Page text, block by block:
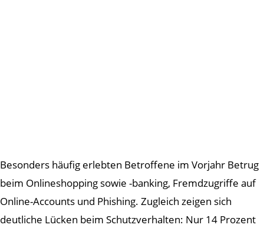
Besonders häufig erlebten Betroffene im Vorjahr Betrug
beim Onlineshopping sowie -banking, Fremdzugriffe auf
Online-Accounts und Phishing. Zugleich zeigen sich
deutliche Lücken beim Schutzverhalten: Nur 14 Prozent